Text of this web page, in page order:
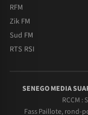
RFM
Zik FM
Sud FM
RTS RSI
SENEGO MEDIA
RCCM :
Fass Paillote, rond-